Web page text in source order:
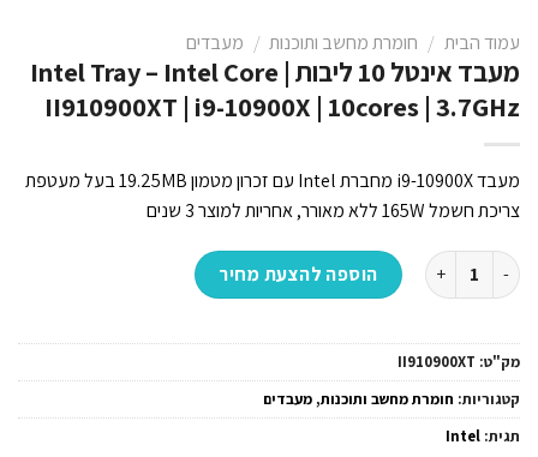
עמוד הבית / חומרת מחשב ותוכנות / מעבדים
מעבד אינטל 10 ליבות Intel Tray – Intel Core |
II910900XT | i9-10900X | 10cores | 3.7GHz
מעבד i9-10900X מחברת Intel עם זכרון מטמון 19.25MB בעל מעטפת
צריכת חשמל 165W ללא מאורר, אחריות למוצר 3 שנים
כמות של מעבד אינטל 10 ליבות Intel Tray - Intel Core | II910900XT | i9-10900X | 10cores | 3.7GHzהוספה להצעת מחיר
מק"ט: II910900XT
קטגוריות: חומרת מחשב ותוכנות, מעבדים
תגית: Intel